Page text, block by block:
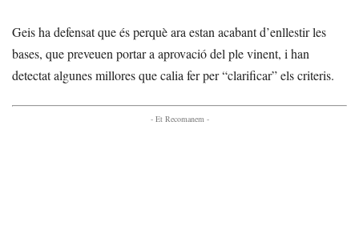
Geis ha defensat que és perquè ara estan acabant d’enllestir les
bases, que preveuen portar a aprovació del ple vinent, i han
detectat algunes millores que calia fer per “clarificar” els criteris.
- Et Recomanem -